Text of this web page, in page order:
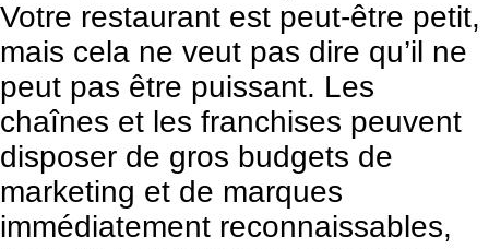
Votre restaurant est peut-être petit,
mais cela ne veut pas dire qu’il ne
peut pas être puissant. Les
chaînes et les franchises peuvent
disposer de gros budgets de
marketing et de marques
immédiatement reconnaissables,